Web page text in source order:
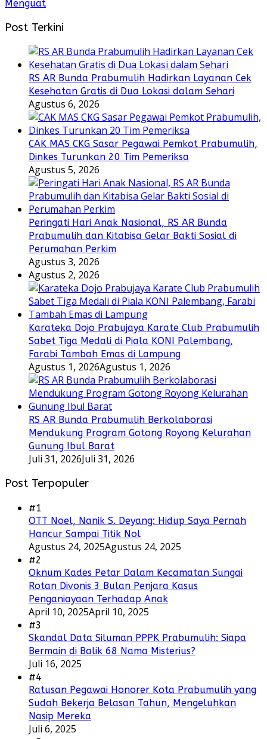
Menguat
Post Terkini
RS AR Bunda Prabumulih Hadirkan Layanan Cek
Kesehatan Gratis di Dua Lokasi dalam Sehari
Agustus 6, 2026
CAK MAS CKG Sasar Pegawai Pemkot Prabumulih,
Dinkes Turunkan 20 Tim Pemeriksa
Agustus 5, 2026
Peringati Hari Anak Nasional, RS AR Bunda
Prabumulih dan Kitabisa Gelar Bakti Sosial di
Perumahan Perkim
Agustus 3, 2026
Agustus 2, 2026
Karateka Dojo Prabujaya Karate Club Prabumulih
Sabet Tiga Medali di Piala KONI Palembang,
Farabi Tambah Emas di Lampung
Agustus 1, 2026Agustus 1, 2026
RS AR Bunda Prabumulih Berkolaborasi
Mendukung Program Gotong Royong Kelurahan
Gunung Ibul Barat
Juli 31, 2026Juli 31, 2026
Post Terpopuler
#1
OTT Noel, Nanik S. Deyang: Hidup Saya Pernah
Hancur Sampai Titik Nol
Agustus 24, 2025Agustus 24, 2025
#2
Oknum Kades Petar Dalam Kecamatan Sungai
Rotan Divonis 3 Bulan Penjara Kasus
Penganiayaan Terhadap Anak
April 10, 2025April 10, 2025
#3
Skandal Data Siluman PPPK Prabumulih: Siapa
Bermain di Balik 68 Nama Misterius?
Juli 16, 2025
#4
Ratusan Pegawai Honorer Kota Prabumulih yang
Sudah Bekerja Belasan Tahun, Mengeluhkan
Nasip Mereka
Juli 6, 2025